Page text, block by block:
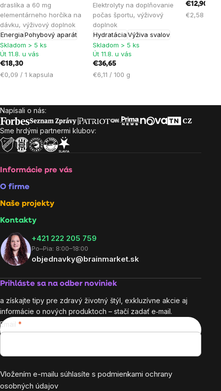
draslíka a 60 mg
elementárneho horčíka na
dávku, výživový doplnok
EnergiaPohybový aparát
5,0
z
5
hviezdičiek.
Skladom > 5 ks
Út 11.8. u vás
€18,30
Jednotková
€0,09 / 1 kapsula
Elektrolyty na doplňovanie
počas športu, výživový
doplnok
HydratáciaVýživa svalov
4,5
z
5
hviezdičiek.
Skladom > 5 ks
Út 11.8. u vás
€36,65
Jednotková
€6,11 / 100 g
4,5
z
€12,90
Jednotková
€2,58 /
Zápätie
Napísali o nás:
Sme hrdými partnermi klubov:
Informácie pre vás
O firme
Naše projekty
Kontakty
+421 222 205 759
Po–Pia: 8:00–18:00
objednavky@brainmarket.sk
Prihláste sa na odber noviniek
a získajte tipy pre zdravý životný štýl, exkluzívne akcie aj
informácie o nových produktoch – stačí zadať e‑mail.
Email
Vložením e-mailu súhlasíte s podmienkami ochrany
osobných údajov